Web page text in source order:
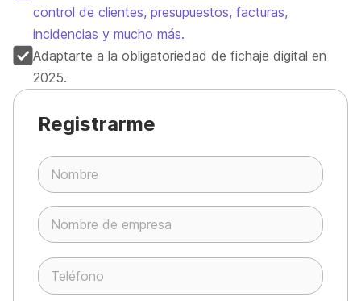
Adaptarte a la obligatoriedad de fichaje digital en
2025.
control de clientes, presupuestos, facturas,
incidencias y mucho más.
Registrarme
P
o